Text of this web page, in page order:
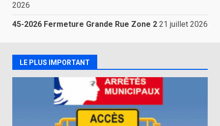
2026
45-2026 Fermeture Grande Rue Zone 2 21 juillet 2026
LE PLUS IMPORTANT